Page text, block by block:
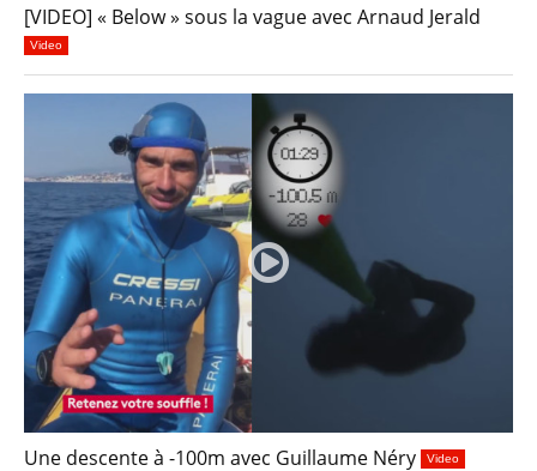
[VIDEO] « Below » sous la vague avec Arnaud Jerald
Video
Une descente à -100m avec Guillaume Néry Video